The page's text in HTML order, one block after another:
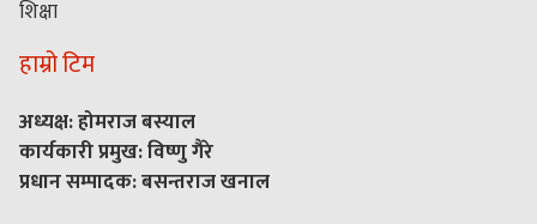
शिक्षा
हाम्रो टिम
अध्यक्ष: होमराज बस्याल
कार्यकारी प्रमुख: विष्णु गैरे
प्रधान सम्पादक: बसन्तराज खनाल